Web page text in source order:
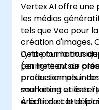
Vertex AI offre une
les médias
tels que Veo pour
création d'images,
Lyria pour la
permettent de
production pour
marketing et
Cette formation
(en ligne ou sur
professionnels
souhaitant utiliser
création et le
À la fin de cette